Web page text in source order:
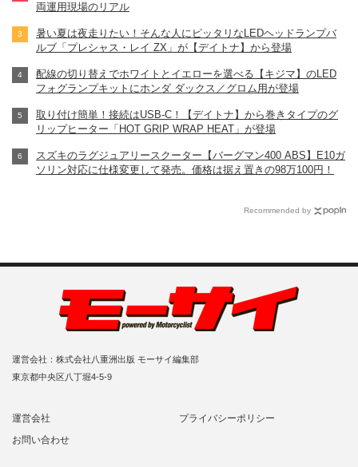
両運用現場のリアル
暑い夏は夜走りたい！そんな人にピッタリなLEDヘッドランプバ
ルブ「プレシャス・レイ ZX」が【デイトナ】から登場
配線の切り替えでホワイトとイエローを選べる【キジマ】のLED
フォグランプキットにホンダ ダックス／グロム用が登場
取り付け簡単！接続はUSB-C！【デイトナ】から巻きタイプのグ
リップヒーター「HOT GRIP WRAP HEAT」が登場
スズキのラグジュアリースクーター【バーグマン400 ABS】E10ガ
ソリン対応に仕様変更して発売。価格は据え置きの98万100円！
Recommended by
運営会社：株式会社八重洲出版 モーサイ編集部
東京都中央区八丁堀4-5-9
運営会社
プライバシーポリシー
お問い合わせ